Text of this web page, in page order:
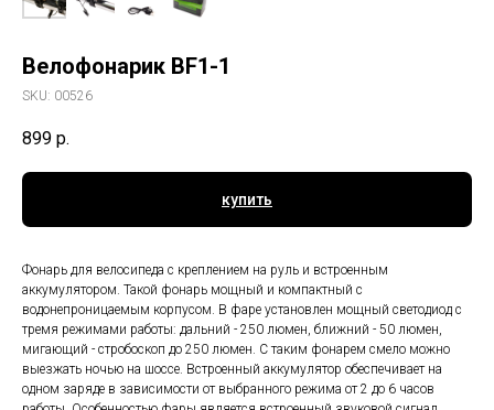
Велофонарик BF1-1
SKU: 00526
899 р.
купить
Фонарь для велосипеда с креплением на руль и встроенным
аккумулятором. Такой фонарь мощный и компактный с
водонепроницаемым корпусом. В фаре установлен мощный светодиод с
тремя режимами работы: дальний - 250 люмен, ближний - 50 люмен,
мигающий - стробоскоп до 250 люмен. С таким фонарем смело можно
выезжать ночью на шоссе. Встроенный аккумулятор обеспечивает на
одном заряде в зависимости от выбранного режима от 2 до 6 часов